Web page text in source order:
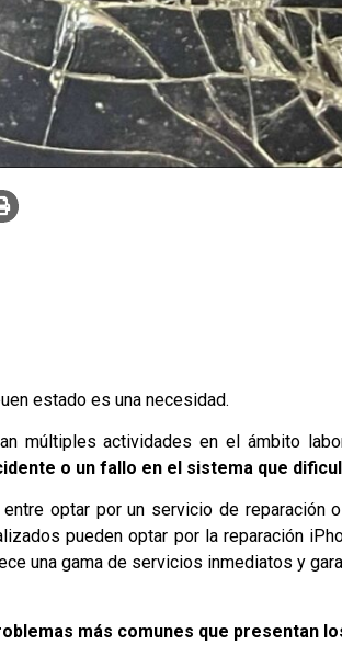
estado es una necesidad.
múltiples actividades en el ámbito
o un fallo en el sistema que
optar por un servicio de reparación
pueden optar por la reparación
una gama de servicios inmediatos y
más comunes que presentan